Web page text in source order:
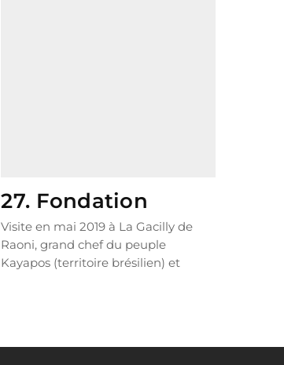
27. Fondation
Visite en mai 2019 à La Gacilly de
Raoni, grand chef du peuple
Kayapos (territoire brésilien) et